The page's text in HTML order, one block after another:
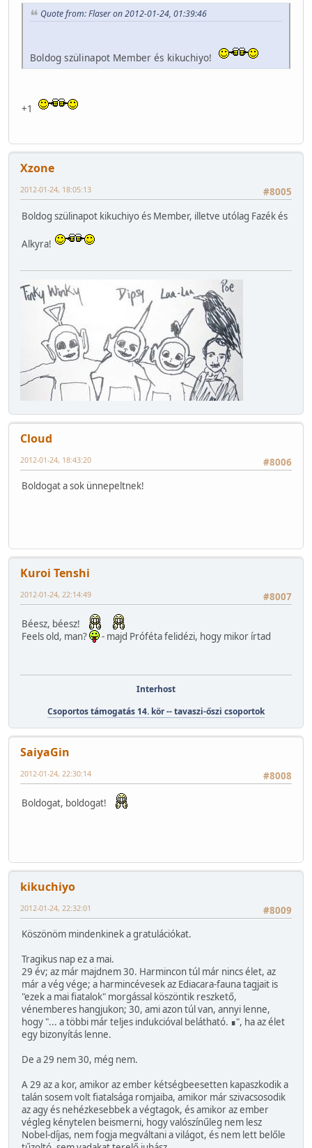
Quote from: Flaser on 2012-01-24, 01:39:46
Boldog szülinapot Member és kikuchiyo!
+1
Xzone
#8005
2012-01-24, 18:05:13
Boldog szülinapot kikuchiyo és Member, illetve utólag Fazék és
Alkyra!
Cloud
#8006
2012-01-24, 18:43:20
Boldogat a sok ünnepeltnek!
Kuroi Tenshi
#8007
2012-01-24, 22:14:49
Béesz, béesz!
Feels old, man?
- majd Próféta felidézi, hogy mikor írtad
Interhost
Csoportos támogatás 14. kör -- tavaszi-őszi csoportok
SaiyaGin
#8008
2012-01-24, 22:30:14
Boldogat, boldogat!
kikuchiyo
#8009
2012-01-24, 22:32:01
Köszönöm mindenkinek a gratulációkat.
Tragikus nap ez a mai.
29 év; az már majdnem 30. Harmincon túl már nincs élet, az
már a vég vége; a harmincévesek az Ediacara-fauna tagjait is
"ezek a mai fiatalok" morgással köszöntik reszkető,
vénemberes hangjukon; 30, ami azon túl van, annyi lenne,
hogy "... a többi már teljes indukcióval belátható. ∎", ha az élet
egy bizonyítás lenne.
De a 29 nem 30, még nem.
A 29 az a kor, amikor az ember kétségbeesetten kapaszkodik a
talán sosem volt fiatalsága romjaiba, amikor már szivacsosodik
az agy és nehézkesebbek a végtagok, és amikor az ember
végleg kénytelen beismerni, hogy valószínűleg nem lesz
Nobel-díjas, nem fogja megváltani a világot, és nem lett belőle